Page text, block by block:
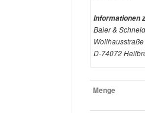
Informationen
Baier &
D-74072
Menge